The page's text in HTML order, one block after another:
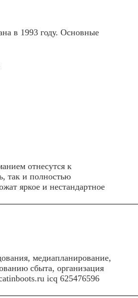
в 1993 году. Основные
отнесутся к
так и полностью
яркое и нестандартное
медиапланирование,
сбыта, организация
icq 625476596